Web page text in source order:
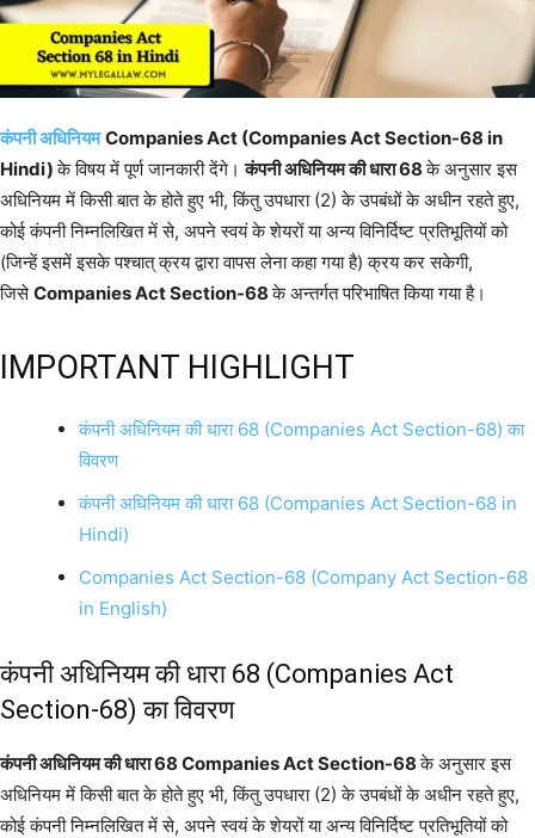
कंपनी अधिनियम Companies Act (Companies Act Section-68 in
Hindi)के विषय में पूर्ण जानकारी देंगे।कंपनी अधिनियम की धारा 68के अनुसार इस
अधिनियम में किसी बात के होते हुए भी, किंतु उपधारा (2) के उपबंधों के अधीन रहते हुए,
कोई कंपनी निम्नलिखित में से, अपने स्वयं के शेयरों या अन्य विनिर्दिष्ट प्रतिभूतियों को
(जिन्हें इसमें इसके पश्चात् क्रय द्वारा वापस लेना कहा गया है) क्रय कर सकेगी,
जिसेCompanies Act Section-68के अन्तर्गत परिभाषित किया गया है।
IMPORTANT HIGHLIGHT
कंपनी अधिनियम की धारा 68 (Companies Act Section-68) का
विवरण
कंपनी अधिनियम की धारा 68 (Companies Act Section-68 in
Hindi)
Companies Act Section-68 (Company Act Section-68
in English)
कंपनी अधिनियम की धारा 68 (Companies Act
Section-68) का विवरण
कंपनी अधिनियम की धारा 68 Companies Act Section-68के अनुसार इस
अधिनियम में किसी बात के होते हुए भी, किंतु उपधारा (2) के उपबंधों के अधीन रहते हुए,
कोई कंपनी निम्नलिखित में से, अपने स्वयं के शेयरों या अन्य विनिर्दिष्ट प्रतिभूतियों को